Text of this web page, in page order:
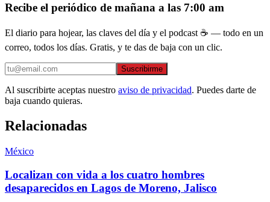
Recibe el periódico de mañana a las 7:00 am
El diario para hojear, las claves del día y el podcast ☕ — todo en un
correo, todos los días. Gratis, y te das de baja con un clic.
Suscribirme
Al suscribirte aceptas nuestro aviso de privacidad. Puedes darte de
baja cuando quieras.
Relacionadas
México
Localizan con vida a los cuatro hombres
desaparecidos en Lagos de Moreno, Jalisco